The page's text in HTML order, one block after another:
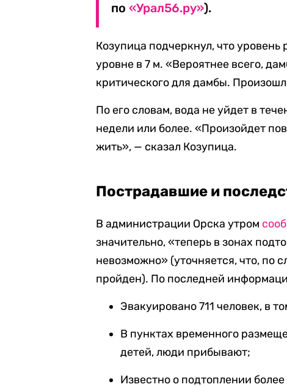
по«Урал56.ру»).
Козупица подчеркнул, что уровень
уровне в 7 м. «Вероятнее всего,
критического для дамбы.
По его словам, вода не уйдет в
недели или более. «Произойдет
жить», — сказал Козупица.
Пострадавшие и
В администрации Орска утром
значительно, «теперь в зонах
невозможно» (уточняется, что, по
пройден). По последней
Эвакуировано 711 человек, в
В пунктах временного
детей, люди прибывают;
Известно о подтоплении